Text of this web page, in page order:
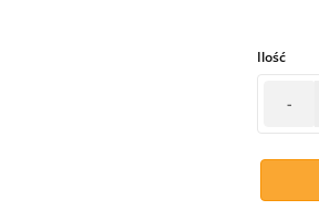
Ilość
-